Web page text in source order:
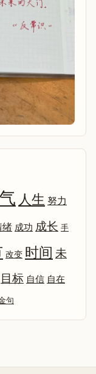
人生 努力
绪 成功 成长 手
改变 时间 未
目标 自信 自在
句